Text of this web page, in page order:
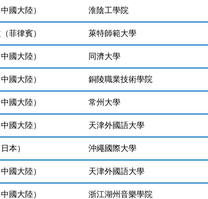
國大陸） 淮陰工學院
菲律賓） 萊特師範大學
中國大陸） 同濟大學
國大陸） 銅陵職業技術學院
國大陸） 常州大學
國大陸） 天津外國語大學
本） 沖繩國際大學
國大陸） 天津外國語大學
國大陸） 浙江湖州音樂學院